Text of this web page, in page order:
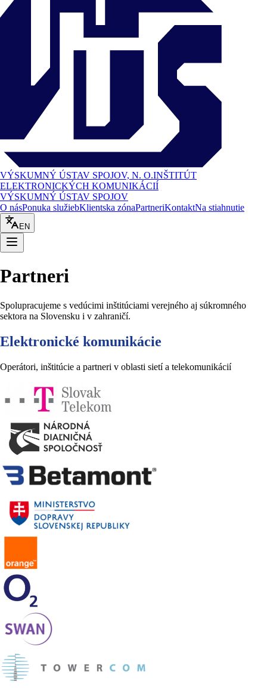
VÝSKUMNÝ ÚSTAV SPOJOV, N. O.INŠTITÚT
ELEKTRONICKÝCH KOMUNIKÁCIÍ
VÝSKUMNÝ ÚSTAV SPOJOV
O násPonuka služiebKlientska zónaPartneriKontaktNa stiahnutie
EN
Partneri
Spolupracujeme s vedúcimi inštitúciami verejného aj súkromného
sektora na Slovensku i v zahraničí.
Elektronické komunikácie
Operátori, inštitúcie a partneri v oblasti sietí a telekomunikácií